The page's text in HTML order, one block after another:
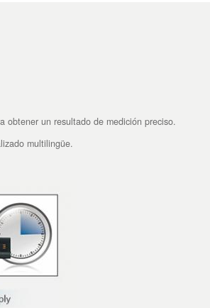
obtener un resultado de medición preciso.
multilingüe.